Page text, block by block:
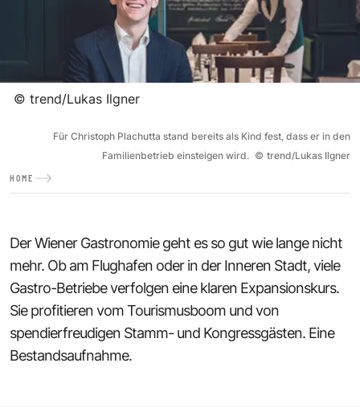
© trend/Lukas Ilgner
Für Christoph Plachutta stand bereits als Kind fest, dass er in den
Familienbetrieb einsteigen wird. © trend/Lukas Ilgner
HOME
Der Wiener Gastronomie geht es so gut wie lange nicht
mehr. Ob am Flughafen oder in der Inneren Stadt, viele
Gastro-Betriebe verfolgen eine klaren Expansionskurs.
Sie profitieren vom Tourismusboom und von
spendierfreudigen Stamm- und Kongressgästen. Eine
Bestandsaufnahme.